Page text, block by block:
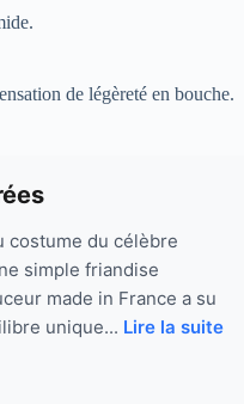
de légèreté en bouche.
costume du célèbre
simple friandise
made in France a su
unique... Lire la suite